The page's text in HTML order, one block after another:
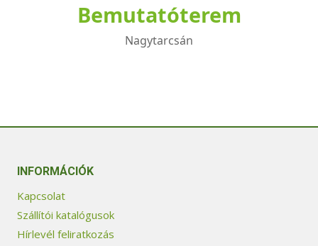
Bemutatóterem
Nagytarcsán
INFORMÁCIÓK
Kapcsolat
Szállítói katalógusok
Hírlevél feliratkozás